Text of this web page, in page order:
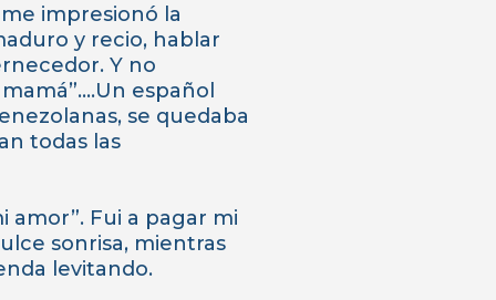
impresionó la
y recio, hablar
Y no
español
se quedaba
todas las
amor”. Fui a pagar mi
sonrisa, mientras
levitando.